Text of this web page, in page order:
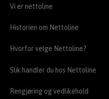
Vi er nettoline
Historien om Nettoline
Hvorfor velge Nettoline?
Slik handler du hos Nettoline
Rengjøring og vedlikehold